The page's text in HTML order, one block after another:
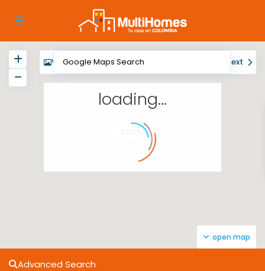
$202M
loading...
open map
View My Location Next
Advanced Search